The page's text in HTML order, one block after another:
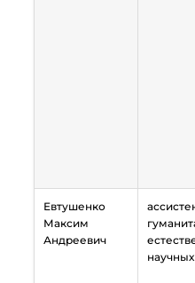
Евтушенко
Максим
Андреевич